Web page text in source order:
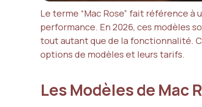
Le terme “Mac Rose” fait référence
performance. En 2026, ces modèles
tout autant que de la fonctionnalité.
options de modèles et leurs tarifs.
Les Modèles de Mac